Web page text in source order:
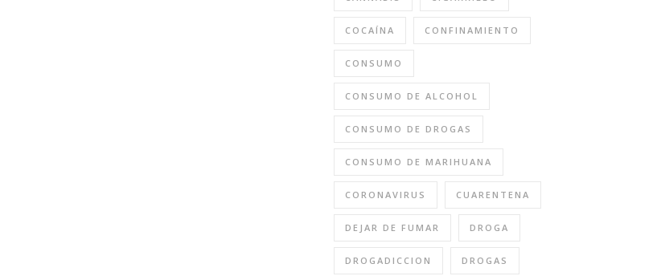
COCAÍNA CONFINAMIENTO
CONSUMO
CONSUMO DE ALCOHOL
CONSUMO DE DROGAS
CONSUMO DE MARIHUANA
CORONAVIRUS CUARENTENA
DEJAR DE FUMAR DROGA
DROGADICCION DROGAS